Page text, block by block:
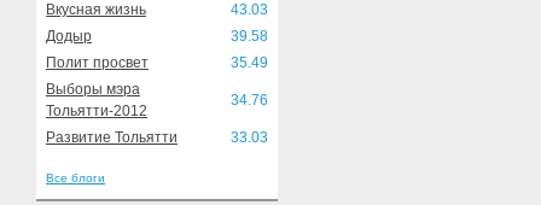
Вкусная жизнь
43.03
Додыр
39.58
Полит просвет
35.49
Выборы мэра
Тольятти-2012
34.76
Развитие Тольятти 33.03
Все блоги